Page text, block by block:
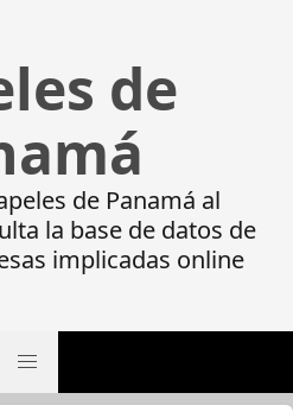
de
de Panamá al
la base de datos de
implicadas online